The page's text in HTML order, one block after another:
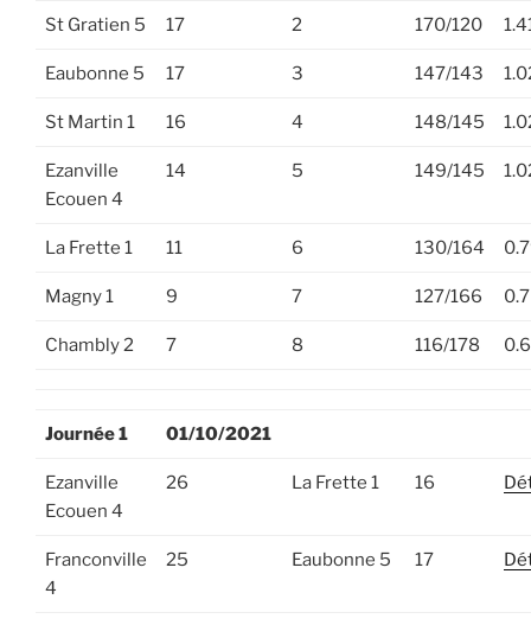
St Gratien 5 17 2 170/120
Eaubonne 5 17 3 147/143
St Martin 1 16 4 148/145
Ezanville
Ecouen 4
14 5 149/145
La Frette 1 11 6 130/164
Magny 1 9 7 127/166
Chambly 2 7 8 116/178
Journée 1 01/10/2021
Ezanville
Ecouen 4
26 La Frette 1 16
Franconville
4
25 Eaubonne 5 17